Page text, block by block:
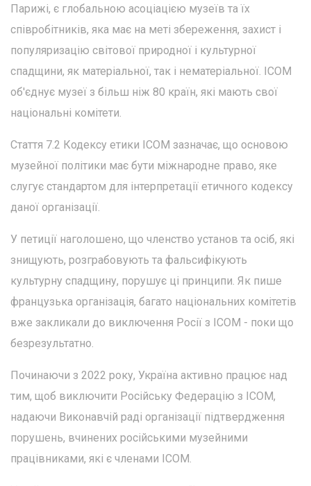
Парижі, є глобальною асоціацією музеїв та їх
співробітників, яка має на меті збереження, захист і
популяризацію світової природної і культурної
спадщини, як матеріальної, так і нематеріальної. ICOM
об'єднує музеї з більш ніж 80 країн, які мають свої
національні комітети.
Стаття 7.2 Кодексу етики ICOM зазначає, що основою
музейної політики має бути міжнародне право, яке
слугує стандартом для інтерпретації етичного кодексу
даної організації.
У петиції наголошено, що членство установ та осіб, які
знищують, розграбовують та фальсифікують
культурну спадщину, порушує ці принципи. Як пише
французька організація, багато національних комітетів
вже закликали до виключення Росії з ІСОМ - поки що
безрезультатно.
Починаючи з 2022 року, Україна активно працює над
тим, щоб виключити Російську Федерацію з ICOM,
надаючи Виконавчій раді організації підтвердження
порушень, вчинених російськими музейними
працівниками, які є членами ICOM.